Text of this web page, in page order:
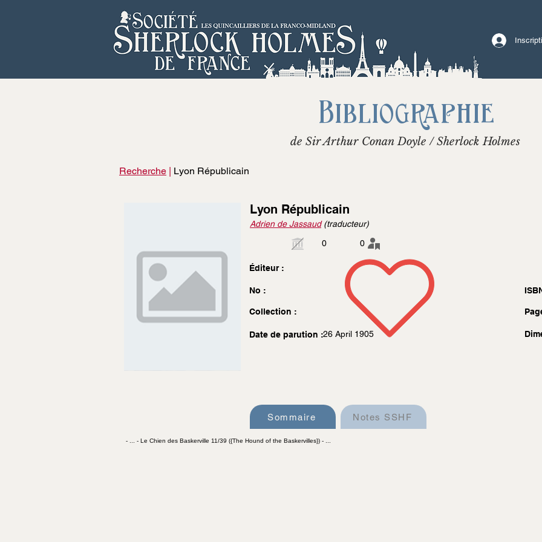
Bibliographie
de Sir Arthur Conan Doyle / Sherlock Holmes
Recherche | Lyon Républicain
Lyon Républicain
Adrien de Jassaud(traducteur)
0
0
Éditeur :
No :
Collection :
Date de parution :26 April 1905
Sommaire Notes SSHF
- ... - Le Chien des Baskerville 11/39 ({The Hound of the Baskervilles}) - ...